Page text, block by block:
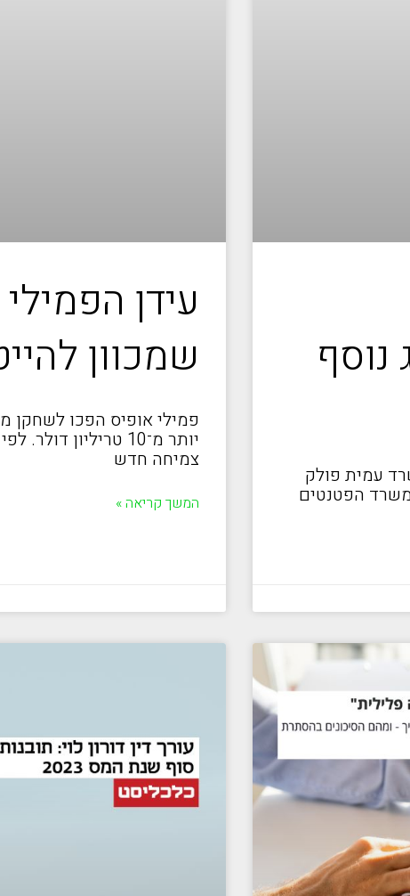
נוסף
עמית פולק
משרד הפטנטים
עידן
שמכוון
פמילי אופיס הפכו לשחקן
יותר מ־10 טריליון
צמיחה חדש
המשך קריאה »